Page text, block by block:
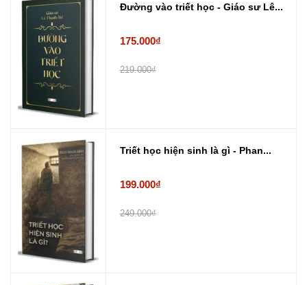
Đường vào triết học - Giáo sư Lê...
175.000₫
219.000₫
Triết học hiện sinh là gì - Phan...
199.000₫
249.000₫